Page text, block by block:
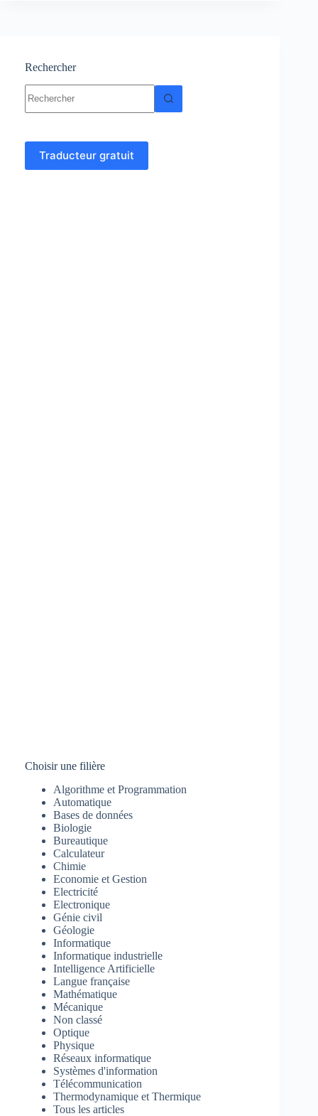
Rechercher
résultat
Traducteur gratuit
Choisir une filière
Algorithme et Programmation
Automatique
Bases de données
Biologie
Bureautique
Calculateur
Chimie
Economie et Gestion
Electricité
Electronique
Génie civil
Géologie
Informatique
Informatique industrielle
Intelligence Artificielle
Langue française
Mathématique
Mécanique
Non classé
Optique
Physique
Réseaux informatique
Systèmes d'information
Télécommunication
Thermodynamique et Thermique
Tous les articles